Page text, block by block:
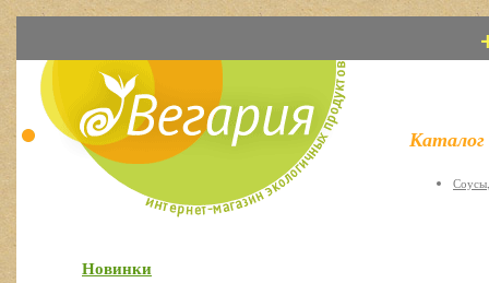
Новинки
Каталог